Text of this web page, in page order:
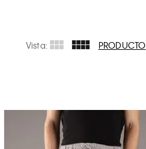
PRODUCTO
Vista: